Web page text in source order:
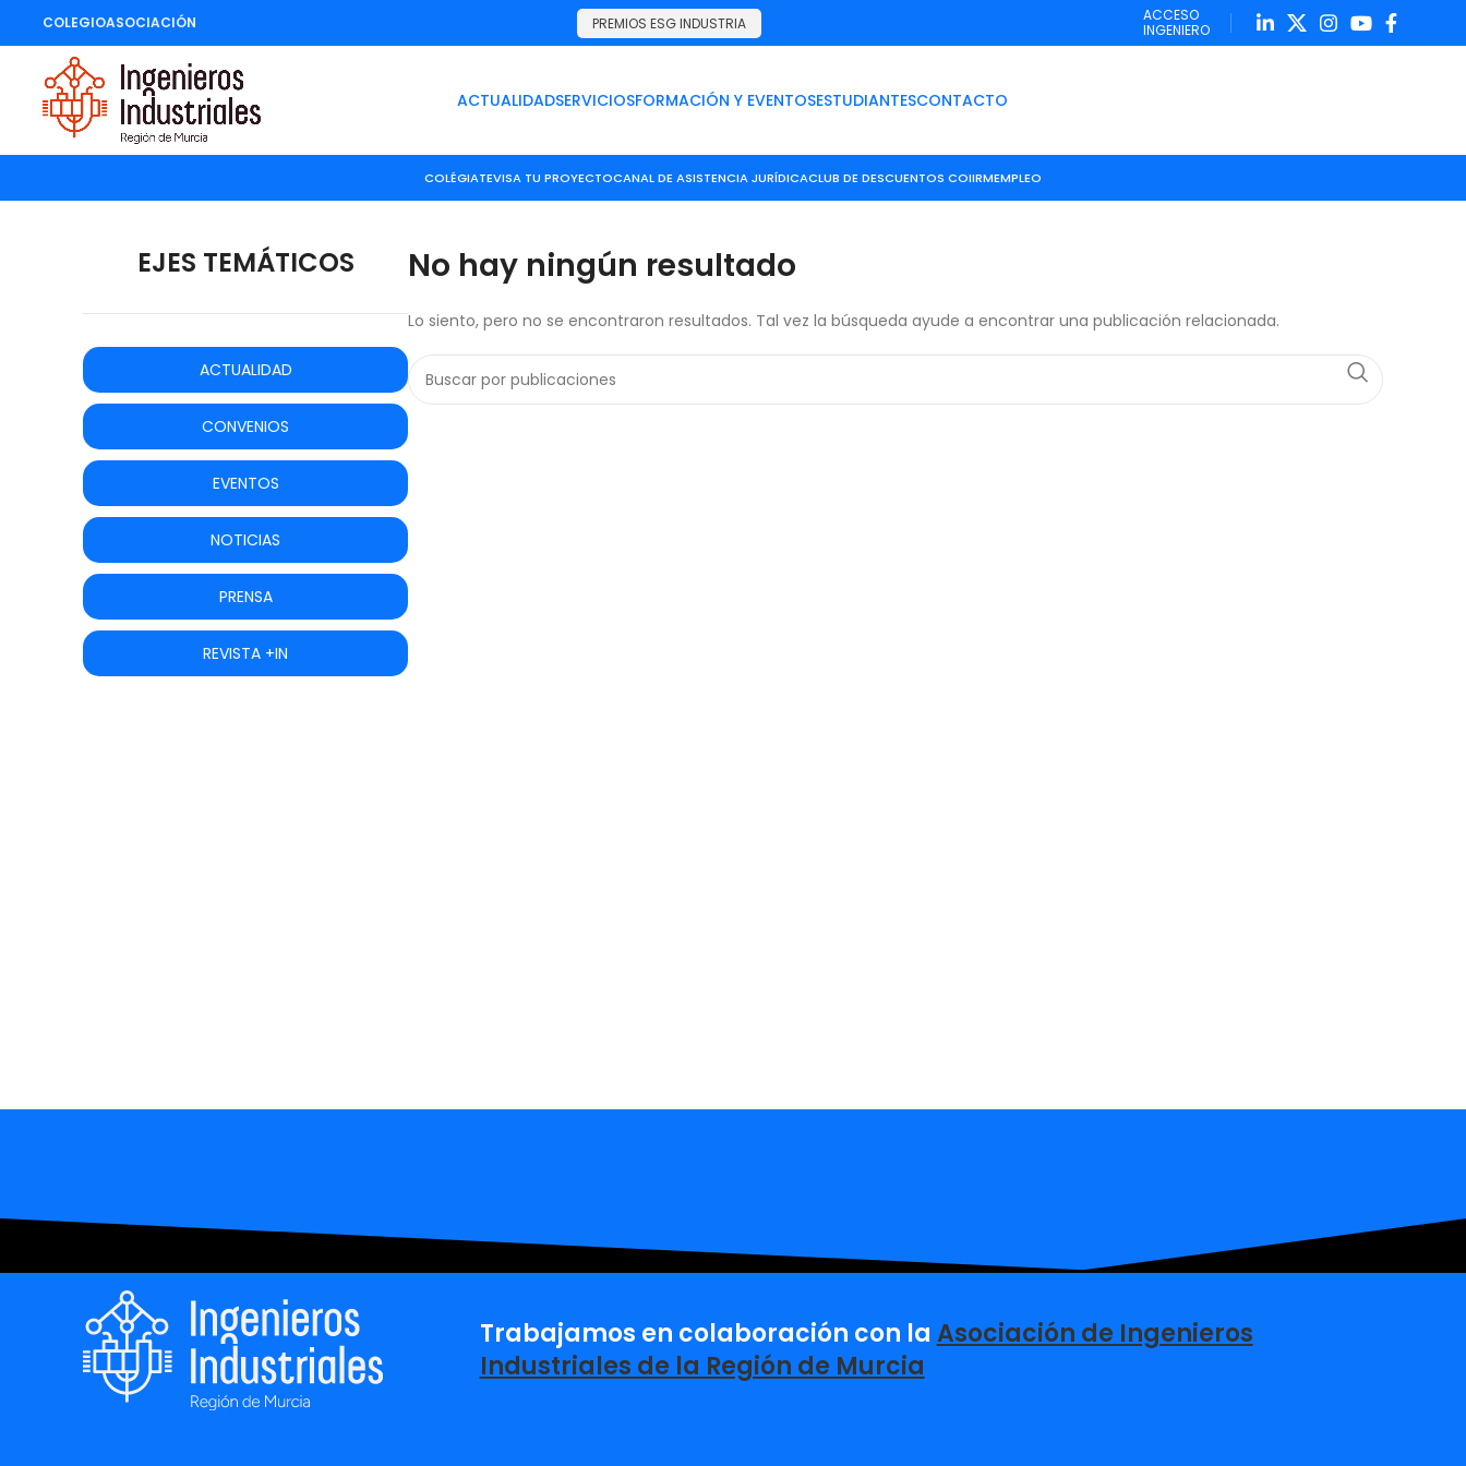
COLEGIOASOCIACIÓN PREMIOS ESG INDUSTRIA
ACCESO
INGENIERO
ACTUALIDADSERVICIOSFORMACIÓN Y EVENTOSESTUDIANTESCONTACTO
COLÉGIATEVISA TU PROYECTOCANAL DE ASISTENCIA JURÍDICACLUB DE DESCUENTOS COIIRMEMPLEO
No hay ningún resultado
Lo siento, pero no se encontraron resultados. Tal vez la búsqueda ayude a encontrar una publicación relacionada.
EJES TEMÁTICOS
ACTUALIDAD
CONVENIOS
EVENTOS
NOTICIAS
PRENSA
REVISTA +IN
Trabajamos en colaboración con la Asociación de Ingenieros
Industriales de la Región de Murcia